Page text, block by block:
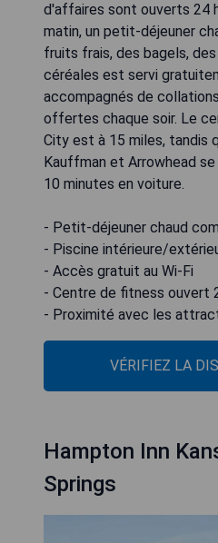
d'affaires sont ouverts 24
matin, un petit-déjeuner
fruits frais, des bagels,
céréales est servi
accompagnés de
offertes chaque soir. Le
City est à 15 miles, tandis
Kauffman et Arrowhead
10 minutes en voiture.
- Petit-déjeuner chaud
- Piscine intérieure/
- Accès gratuit au Wi-Fi
- Centre de fitness ouvert
- Proximité avec les
VÉRIFIEZ LA
Hampton Inn
Springs